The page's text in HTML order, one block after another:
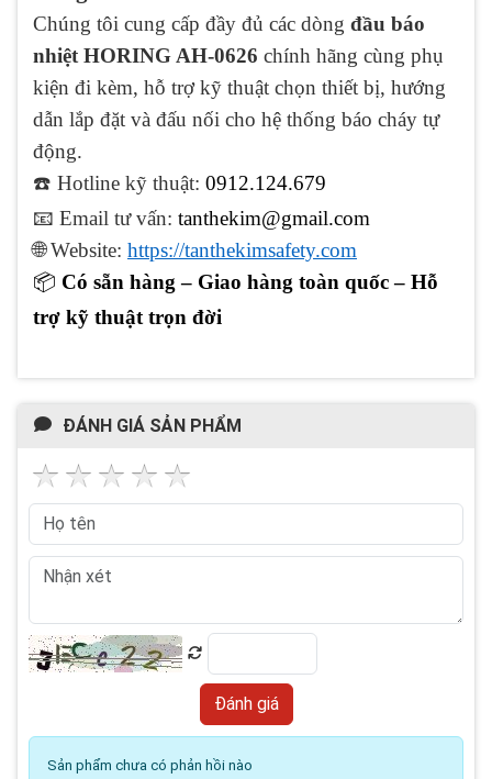
Chúng tôi cung cấp đầy đủ các dòng đầu báo
nhiệt HORING AH-0626 chính hãng cùng phụ
kiện đi kèm, hỗ trợ kỹ thuật chọn thiết bị, hướng
dẫn lắp đặt và đấu nối cho hệ thống báo cháy tự
động.
☎️ Hotline kỹ thuật: 0912.124.679
📧 Email tư vấn: tanthekim@gmail.com
🌐Website: https://tanthekimsafety.com
📦 Có sẵn hàng – Giao hàng toàn quốc – Hỗ
trợ kỹ thuật trọn đời
ĐÁNH GIÁ SẢN PHẨM
Sản phẩm chưa có phản hồi nào